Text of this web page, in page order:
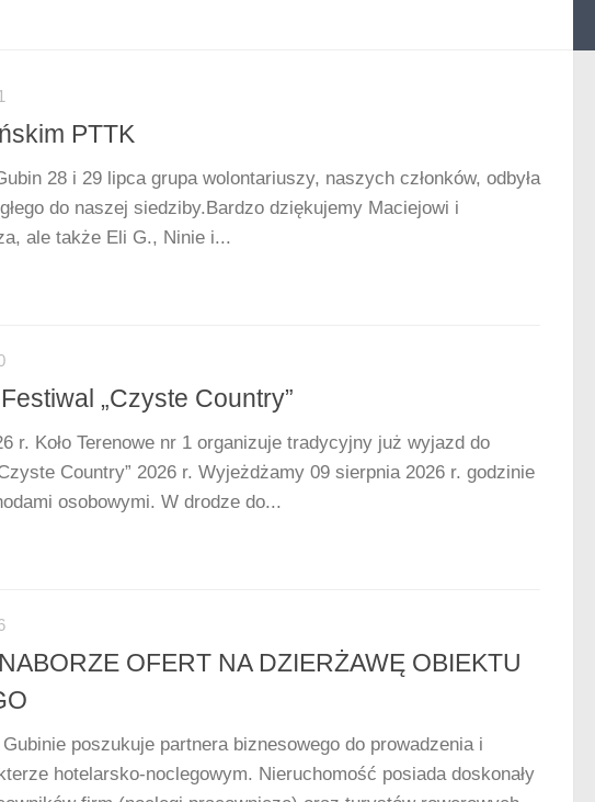
PTTK
28 i 29 lipca grupa wolontariuszy, naszych członków, odbyła
do naszej siedziby.Bardzo dziękujemy Maciejowi i
ale także Eli G., Ninie i...
„Czyste Country”
r. Koło Terenowe nr 1 organizuje tradycyjny już wyjazd do
Country” 2026 r. Wyjeżdżamy 09 sierpnia 2026 r. godzinie
osobowymi. W drodze do...
OFERT NA DZIERŻAWĘ OBIEKTU
poszukuje partnera biznesowego do prowadzenia i
hotelarsko-noclegowym. Nieruchomość posiada doskonały